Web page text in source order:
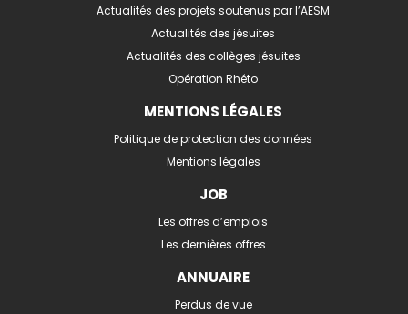
Actualités des projets soutenus par l’AESM
Actualités des jésuites
Actualités des collèges jésuites
Opération Rhéto
MENTIONS LÉGALES
Politique de protection des données
Mentions légales
JOB
Les offres d’emplois
Les dernières offres
ANNUAIRE
Perdus de vue